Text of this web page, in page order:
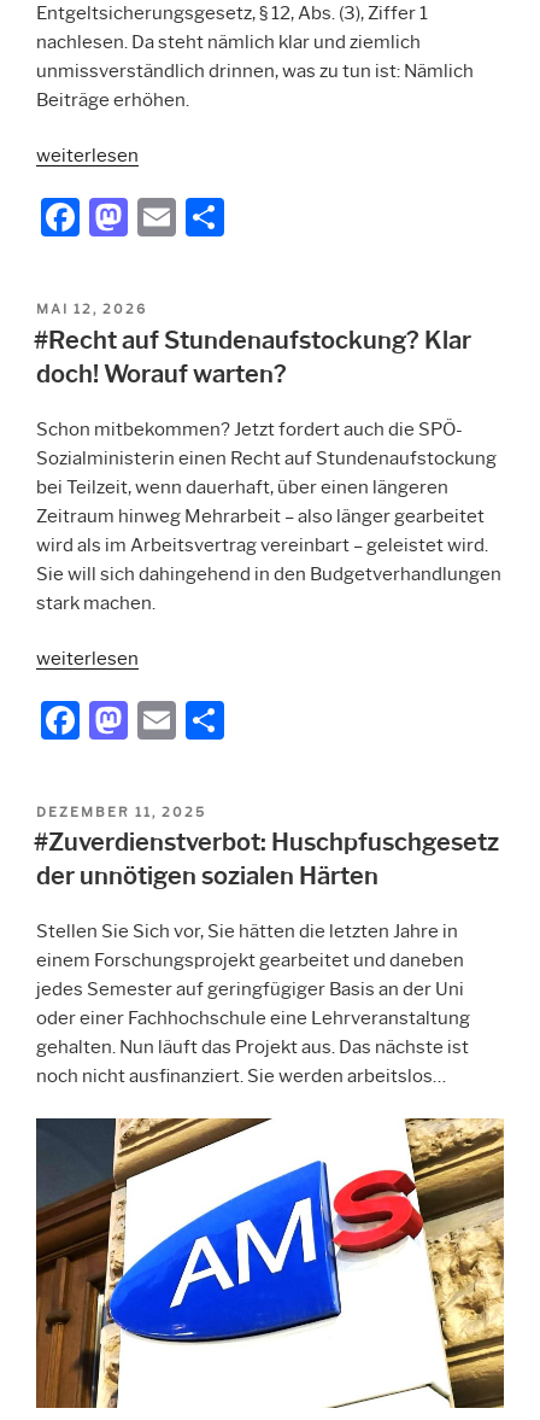
Entgeltsicherungsgesetz, § 12, Abs. (3), Ziffer 1
nachlesen. Da steht nämlich klar und ziemlich
unmissverständlich drinnen, was zu tun ist: Nämlich
Beiträge erhöhen.
„#Insolvenzfonds:
hat
Gesetz
folgen“
weiterlesen
F
c
e
b
o
k
M
st
o
d
n
E
l
n
VERÖFFENTLICHT
AM
MAI 12, 2026
#Recht auf Stundenaufstockung? Klar
doch! Worauf warten?
Schon mitbekommen? Jetzt fordert auch die SPÖ-
Sozialministerin einen Recht auf Stundenaufstockung
bei Teilzeit, wenn dauerhaft, über einen längeren
Zeitraum hinweg Mehrarbeit – also länger gearbeitet
wird als im Arbeitsvertrag vereinbart – geleistet wird.
Sie will sich dahingehend in den Budgetverhandlungen
stark machen.
„#Recht
Stundenaufstockung?
Klar
Worauf
warten?“
weiterlesen
F
c
e
b
o
k
M
st
o
d
o
n
E
ai
l
n
VERÖFFENTLICHT
AM
DEZEMBER 11, 2025
#Zuverdienstverbot: Huschpfuschgesetz
der unnötigen sozialen Härten
Stellen Sie Sich vor, Sie hätten die letzten Jahre in
einem Forschungsprojekt gearbeitet und daneben
jedes Semester auf geringfügiger Basis an der Uni
oder einer Fachhochschule eine Lehrveranstaltung
gehalten. Nun läuft das Projekt aus. Das nächste ist
noch nicht ausfinanziert. Sie werden arbeitslos…